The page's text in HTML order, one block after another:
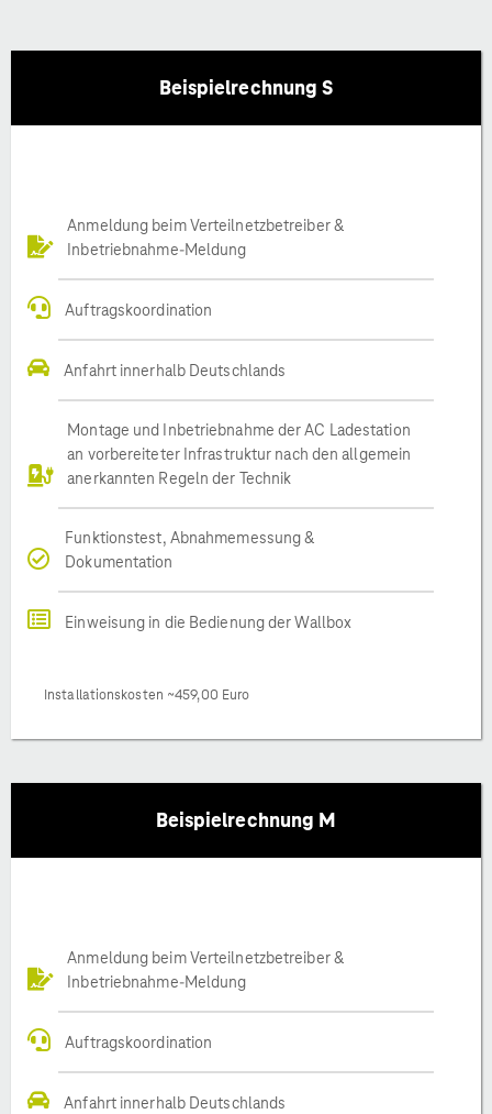
Beispielrechnung S
Anmeldung beim Verteilnetzbetreiber &
Inbetriebnahme-Meldung
Auftragskoordination
Anfahrt innerhalb Deutschlands
Montage und Inbetriebnahme der AC Ladestation
an vorbereiteter Infrastruktur nach den allgemein
anerkannten Regeln der Technik
Funktionstest, Abnahmemessung &
Dokumentation
Einweisung in die Bedienung der Wallbox
Installationskosten ~459,00 Euro
Beispielrechnung M
Anmeldung beim Verteilnetzbetreiber &
Inbetriebnahme-Meldung
Auftragskoordination
Anfahrt innerhalb Deutschlands